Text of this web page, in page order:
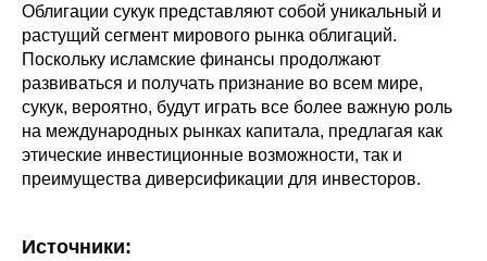
Облигации сукук представляют собой уникальный и
растущий сегмент мирового рынка облигаций.
Поскольку исламские финансы продолжают
развиваться и получать признание во всем мире,
сукук, вероятно, будут играть все более важную роль
на международных рынках капитала, предлагая как
этические инвестиционные возможности, так и
преимущества диверсификации для инвесторов.
Источники: